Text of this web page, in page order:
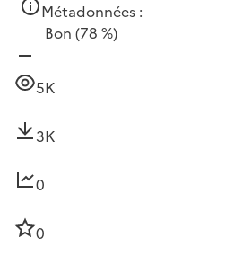
Métadonnées :
Bon (78 %)
5K
3K
0
0